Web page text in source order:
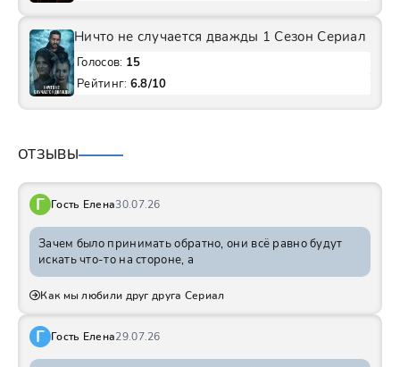
Ничто не случается дважды 1 Сезон Сериал
Голосов: 15
Рейтинг: 6.8/10
ОТЗЫВЫ
Г Гость Елена30.07.26
Зачем было принимать обратно, они всё равно будут
искать что-то на стороне, а
Как мы любили друг друга Сериал
Г Гость Елена29.07.26